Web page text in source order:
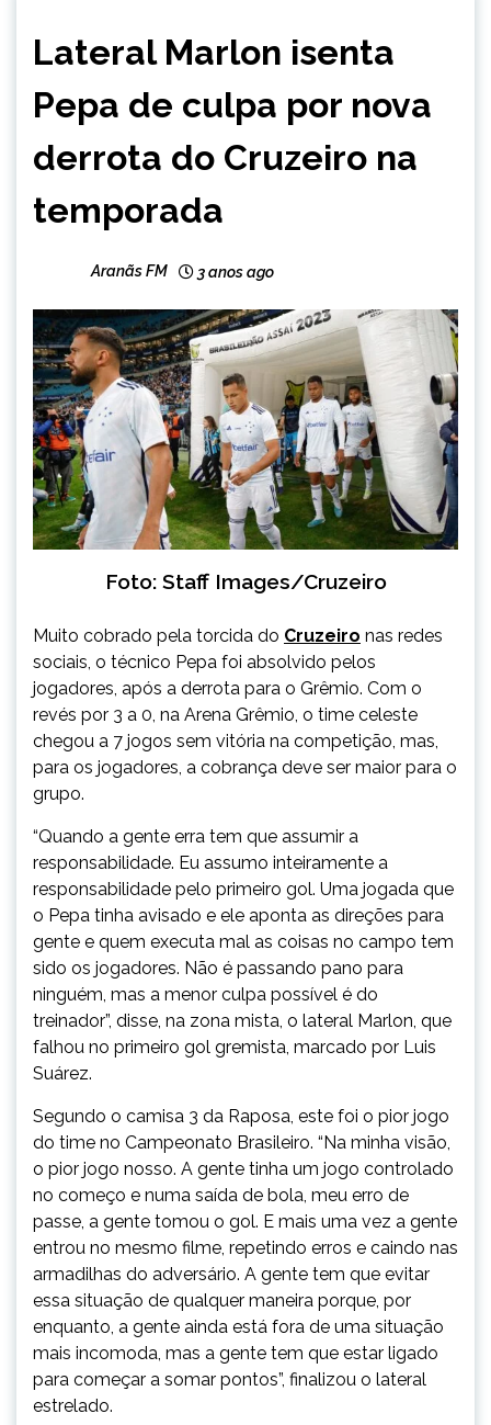
Lateral Marlon isenta
Pepa de culpa por nova
derrota do Cruzeiro na
temporada
Aranãs FM 3 anos ago
Foto: Staff Images/Cruzeiro
Muito cobrado pela torcida do Cruzeiro nas redes
sociais, o técnico Pepa foi absolvido pelos
jogadores, após a derrota para o Grêmio. Com o
revés por 3 a 0, na Arena Grêmio, o time celeste
chegou a 7 jogos sem vitória na competição, mas,
para os jogadores, a cobrança deve ser maior para o
grupo.
“Quando a gente erra tem que assumir a
responsabilidade. Eu assumo inteiramente a
responsabilidade pelo primeiro gol. Uma jogada que
o Pepa tinha avisado e ele aponta as direções para
gente e quem executa mal as coisas no campo tem
sido os jogadores. Não é passando pano para
ninguém, mas a menor culpa possível é do
treinador”, disse, na zona mista, o lateral Marlon, que
falhou no primeiro gol gremista, marcado por Luis
Suárez.
Segundo o camisa 3 da Raposa, este foi o pior jogo
do time no Campeonato Brasileiro. “Na minha visão,
o pior jogo nosso. A gente tinha um jogo controlado
no começo e numa saída de bola, meu erro de
passe, a gente tomou o gol. E mais uma vez a gente
entrou no mesmo filme, repetindo erros e caindo nas
armadilhas do adversário. A gente tem que evitar
essa situação de qualquer maneira porque, por
enquanto, a gente ainda está fora de uma situação
mais incomoda, mas a gente tem que estar ligado
para começar a somar pontos”, finalizou o lateral
estrelado.